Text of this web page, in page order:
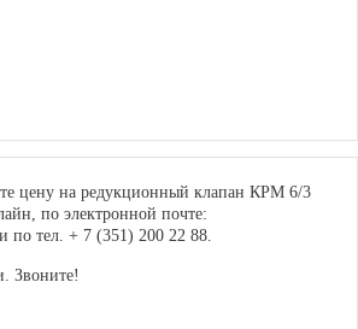
цену на редукционный клапан КРМ 6/3
по электронной почте:
по тел. + 7 (351) 200 22 88.
Звоните!